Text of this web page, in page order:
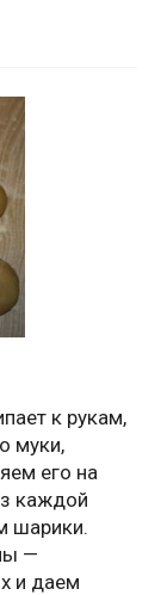
к рукам,
муки,
его на
каждой
шарики.
—
и даем